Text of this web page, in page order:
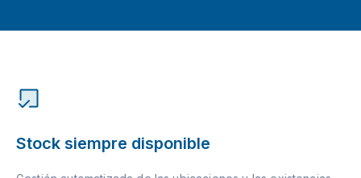
Stock siempre disponible